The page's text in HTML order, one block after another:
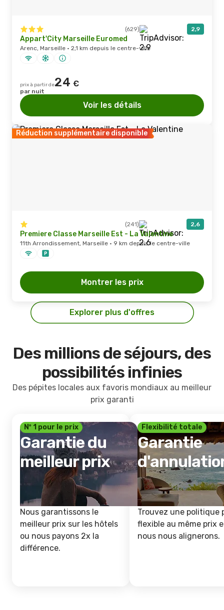
(629) 2,9
Appart'City Marseille Euromed
Arenc, Marseille · 2,1 km depuis le centre-ville
prix à partir de24 €
par nuit
Voir les détails
Réduction supplémentaire disponible
(241) 2,6
Premiere Classe Marseille Est - La Valentine
11th Arrondissement, Marseille · 9 km depuis le centre-ville
Montrer les prix
Explorer plus d'offres
Des millions de séjours, des
possibilités infinies
Des pépites locales aux favoris mondiaux au meilleur
prix garanti
Nº 1 pour le prix
Garantie du
meilleur prix
Nous garantissons le
meilleur prix sur les hôtels
ou nous payons 2x la
différence.
Flexibilité totale
Garantie
Trouvez une politique
flexible au même prix
nous nous alignerons.